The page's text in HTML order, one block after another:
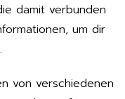
damit verbunden
um dir
von verschiedenen